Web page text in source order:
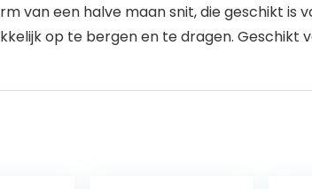
van een halve maan snit, die geschikt is
op te bergen en te dragen. Geschikt